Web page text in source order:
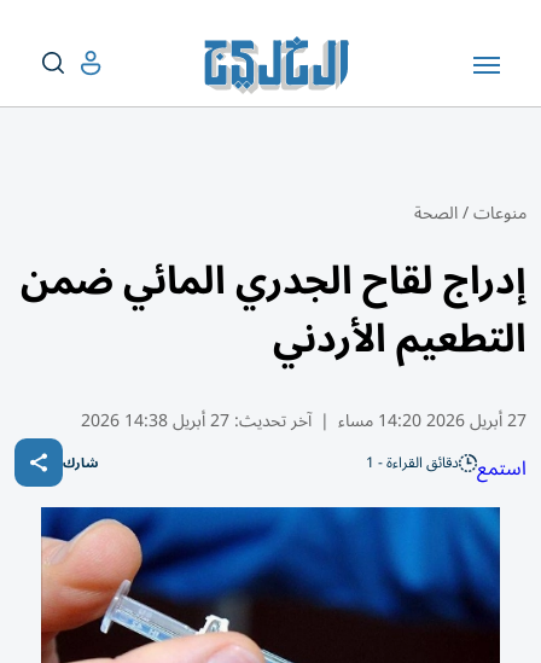
منوعات/الصحة
إدراج لقاح الجدري المائي ضمن
التطعيم الأردني
27 أبريل 2026 14:20 مساء | آخر تحديث:27 أبريل 14:38 2026
استمع دقائق القراءة - 1 شارك